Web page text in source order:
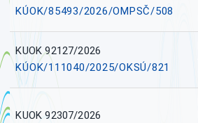
KÚOK/85493/2026/OMPSČ/508
KUOK 92127/2026
KÚOK/111040/2025/OKSÚ/821
KUOK 92307/2026